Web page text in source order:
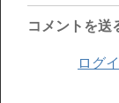
コメントを送
ログ